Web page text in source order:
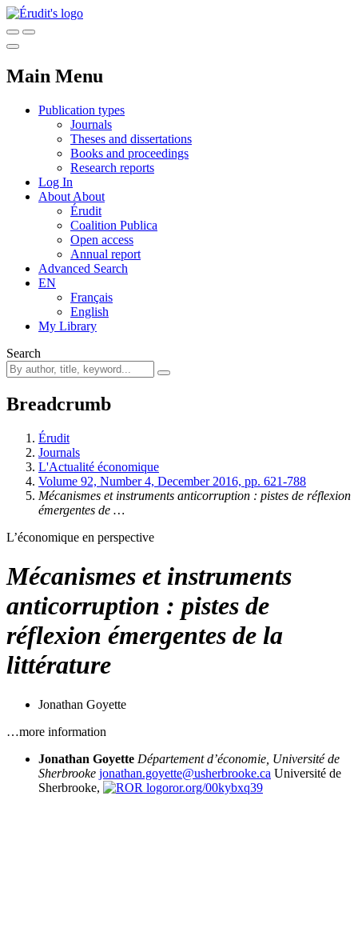
Main Menu
Publication types
Journals
Theses and dissertations
Books and proceedings
Research reports
Log In
About About
Érudit
Coalition Publica
Open access
Annual report
Advanced Search
EN
Français
English
My Library
Search
Breadcrumb
Érudit
Journals
L'Actualité économique
Volume 92, Number 4, December 2016, pp. 621-788
Mécanismes et instruments anticorruption : pistes de réflexion
émergentes de …
L’économique en perspective
Mécanismes et instruments
anticorruption : pistes de
réflexion émergentes de la
littérature
Jonathan Goyette
…more information
Jonathan Goyette Département d’économie, Université de
Sherbrooke jonathan.goyette@usherbrooke.ca Université de
Sherbrooke,
ror.org/00kybxq39